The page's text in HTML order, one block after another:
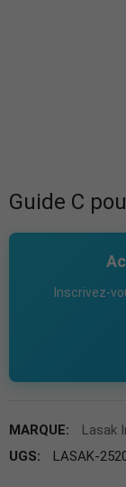
Guide C
Inscrivez-
MARQUE:
Lasak
UGS:
LASAK-